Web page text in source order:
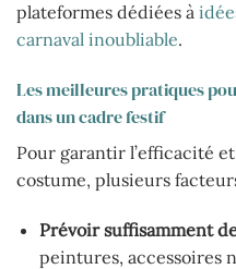
plateformes dédiées à
carnaval inoubliable.
Les meilleures pratiques
dans un cadre festif
Pour garantir l’efficacité
costume, plusieurs
Prévoir suffisamment
peintures, accessoires